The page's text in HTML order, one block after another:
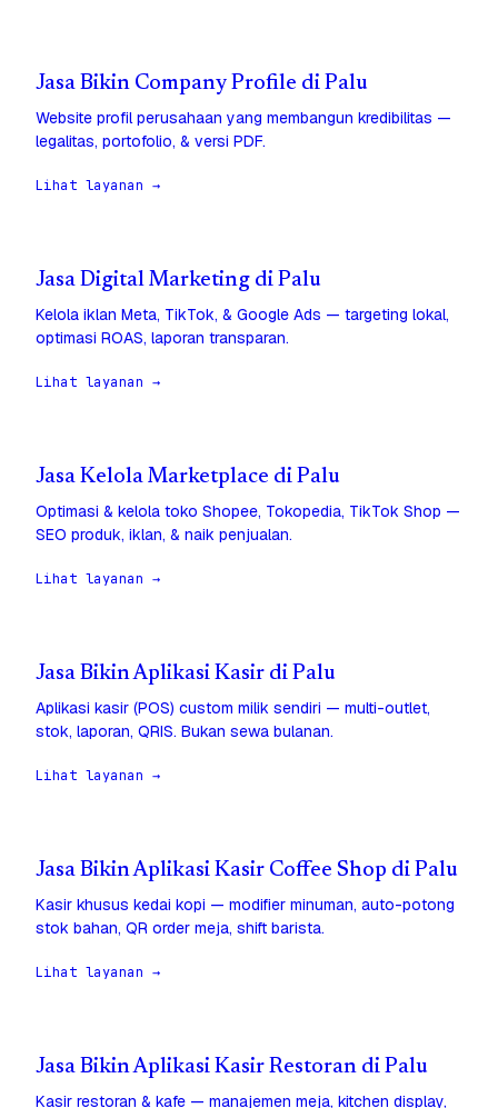
Jasa Bikin Company Profile di Palu
Website profil perusahaan yang membangun kredibilitas —
legalitas, portofolio, & versi PDF.
Lihat layanan →
Jasa Digital Marketing di Palu
Kelola iklan Meta, TikTok, & Google Ads — targeting lokal,
optimasi ROAS, laporan transparan.
Lihat layanan →
Jasa Kelola Marketplace di Palu
Optimasi & kelola toko Shopee, Tokopedia, TikTok Shop —
SEO produk, iklan, & naik penjualan.
Lihat layanan →
Jasa Bikin Aplikasi Kasir di Palu
Aplikasi kasir (POS) custom milik sendiri — multi-outlet,
stok, laporan, QRIS. Bukan sewa bulanan.
Lihat layanan →
Jasa Bikin Aplikasi Kasir Coffee Shop di Palu
Kasir khusus kedai kopi — modifier minuman, auto-potong
stok bahan, QR order meja, shift barista.
Lihat layanan →
Jasa Bikin Aplikasi Kasir Restoran di Palu
Kasir restoran & kafe — manajemen meja, kitchen display,